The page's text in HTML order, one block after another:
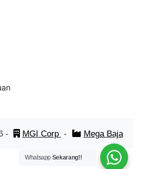
- MGI Corp - Mega Baja
Whatsapp Sekarang!!